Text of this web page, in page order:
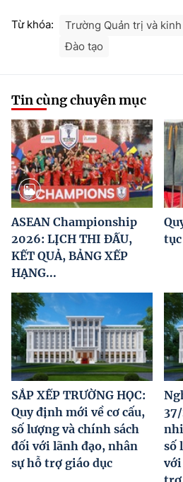
Từ khóa: Trường Quản trị và
Đào tạo
Tin cùng chuyên mục
ASEAN Championship
2026: LỊCH THI ĐẤU,
KẾT QUẢ, BẢNG XẾP
HẠNG...
SẮP XẾP TRƯỜNG HỌC:
Quy định mới về cơ cấu,
số lượng và chính sách
đối với lãnh đạo, nhân
sự hỗ trợ giáo dục
số
với